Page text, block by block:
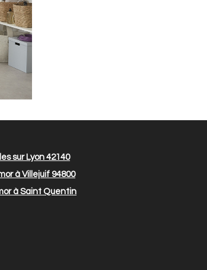
sur Lyon 42140
à Villejuif 94800
à Saint Quentin